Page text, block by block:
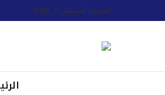
الجمعة, أغسطس 7, 2026